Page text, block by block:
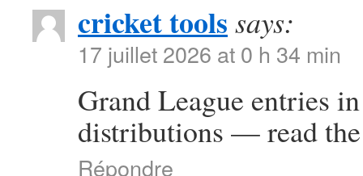
cricket tools says:
17 juillet 2026 at 0 h 34 min
Grand League entries
distributions — read
Répondre